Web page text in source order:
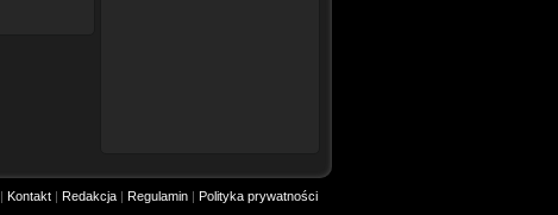
| Kontakt | Redakcja | Regulamin | Polityka prywatności